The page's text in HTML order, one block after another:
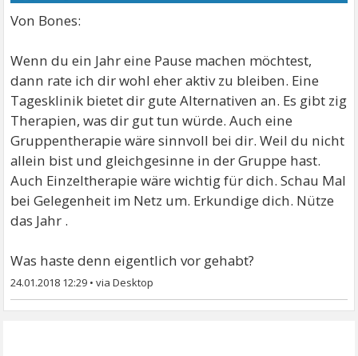
Von Bones:
Wenn du ein Jahr eine Pause machen möchtest,
dann rate ich dir wohl eher aktiv zu bleiben. Eine
Tagesklinik bietet dir gute Alternativen an. Es gibt zig
Therapien, was dir gut tun würde. Auch eine
Gruppentherapie wäre sinnvoll bei dir. Weil du nicht
allein bist und gleichgesinne in der Gruppe hast.
Auch Einzeltherapie wäre wichtig für dich. Schau Mal
bei Gelegenheit im Netz um. Erkundige dich. Nütze
das Jahr .
Was haste denn eigentlich vor gehabt?
24.01.2018 12:29 •